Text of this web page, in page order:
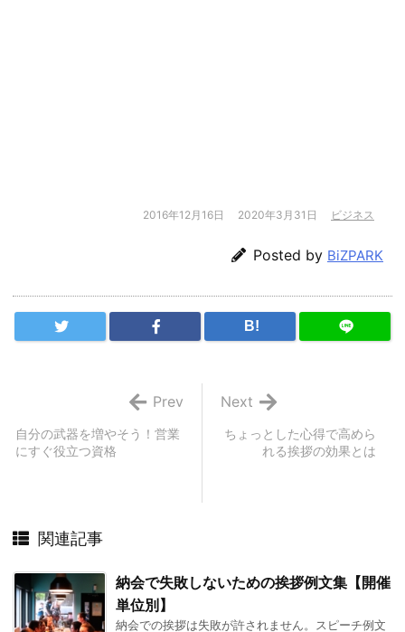
2016年12月16日 2020年3月31日 ビジネス
Posted by BiZPARK
B!
ちょっとした心得で高めら
れる挨拶の効果とは
Next
自分の武器を増やそう！営業
にすぐ役立つ資格
Prev
関連記事
納会で失敗しないための挨拶例文集【開催
単位別】
納会での挨拶は失敗が許されません。スピーチ例文